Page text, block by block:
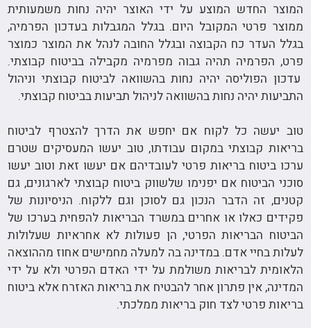
המוצר החדש המוצע על ידי האוצר יהיה נחות משמעותית
ממוצר פרטי המקובל היום. בגלל המגבלות בעדכון הפרמיה,
בגלל העדר כח הקבוצה ובגלל החובה לנהל את המוצר כמוצר
פרט, הפרמיה תהיה גבוה מפרמיה מקבילה בביטוח קבוצתי.
עדכון הפוליסה יהיה נחות בהשוואה לביטוח קבוצתי וניהול
התביעות יהיה נחות בהשוואה לניהול תביעות בביטוח קבוצתי.
טוב יעשה כל לקוח אם יחפש את הדרך להצטרף לביטוח
בריאות קבוצתי במקום עבודתו, טוב יעשו המעסיקים שטרם
ערכו ביטוח בריאות פרטי לעובדיהם אם יעשו זאת וטוב יעשו
סוכני הביטוח אם יפנימו שלשווק ביטוח קבוצתי לארגונים, גם
קטנים, זה הדבר הנכון גם לסוכן וגם ללקוח. הניסיונות של
פקידים כאלו או אחרים במשרד הבריאות להפחית בערכו של
הביטוח הבריאות הפרטי, הן פעולות לא אחראיות שעלולות
לעלות בחיי אדם. במדינה בה למעלה מחמישים אחוז מההוצאה
הלאומית לבריאות משולמת על ידי האדם הפרטי ולא על ידי
המדינה, אין פתרון אחר להבטיח את בריאות האזרח אלא ביטוח
בריאות פרטי לצד חוק בריאות ממלכתי.